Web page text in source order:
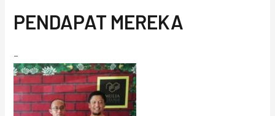
PENDAPAT MEREKA
–